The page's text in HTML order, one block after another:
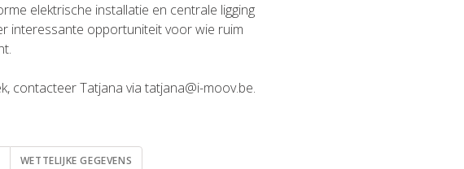
elektrische installatie en centrale ligging
interessante opportuniteit voor wie ruim
contacteer Tatjana via tatjana@i-moov.be.
WETTELIJKE GEGEVENS